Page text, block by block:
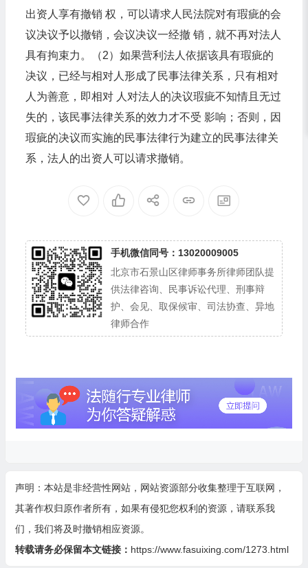
出资人享有撤销 权，可以请求人民法院对有瑕疵的会
议决议予以撤销，会议决议一经撤 销，就不再对法人
具有拘束力。（2）如果营利法人依据该具有瑕疵的
决议，已经与相对人形成了民事法律关系，只有相对
人为善意，即相对 人对法人的决议瑕疵不知情且无过
失的，该民事法律关系的效力才不受 影响；否则，因
瑕疵的决议而实施的民事法律行为建立的民事法律关
系，法人的出资人可以请求撤销。
手机微信同号：13020009005
北京市石景山区律师事务所律师团队提
供法律咨询、民事诉讼代理、刑事辩
护、会见、取保候审、司法协查、异地
律师合作
声明：本站是非经营性网站，网站资源部分收集整理于互联网，
其著作权归原作者所有，如果有侵犯您权利的资源，请联系我
们，我们将及时撤销相应资源。
转载请务必保留本文链接： https://www.fasuixing.com/1273.html